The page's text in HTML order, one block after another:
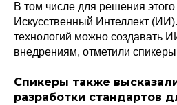
В том числе для решения
Искусственный Интеллект
технологий можно создавать
внедрениям, отметили
Спикеры также
разработки стандартов